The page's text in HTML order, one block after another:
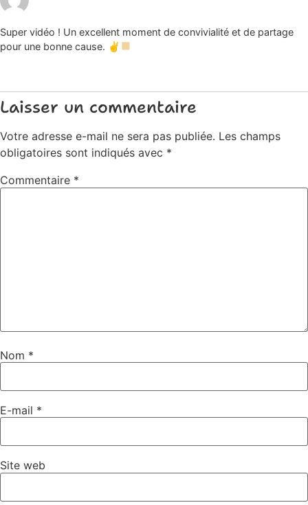
Super vidéo ! Un excellent moment de convivialité et de partage
pour une bonne cause. ✌
Laisser un commentaire
Votre adresse e-mail ne sera pas publiée. Les champs
obligatoires sont indiqués avec *
Commentaire *
Nom *
E-mail *
Site web